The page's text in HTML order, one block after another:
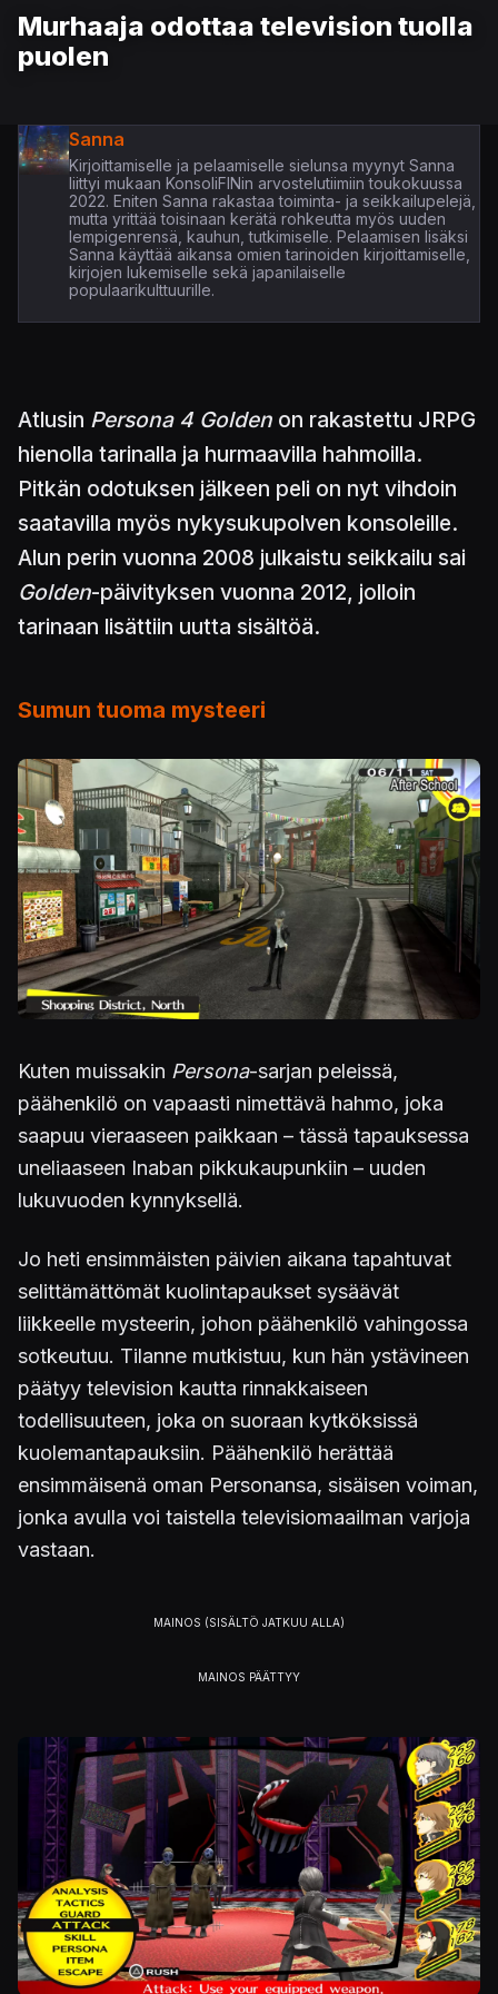
Murhaaja odottaa television tuolla
puolen
Sanna
Kirjoittamiselle ja pelaamiselle sielunsa myynyt Sanna
liittyi mukaan KonsoliFINin arvostelutiimiin toukokuussa
2022. Eniten Sanna rakastaa toiminta- ja seikkailupelejä,
mutta yrittää toisinaan kerätä rohkeutta myös uuden
lempigenrensä, kauhun, tutkimiselle. Pelaamisen lisäksi
Sanna käyttää aikansa omien tarinoiden kirjoittamiselle,
kirjojen lukemiselle sekä japanilaiselle
populaarikulttuurille.
Atlusin Persona 4 Golden on rakastettu JRPG
hienolla tarinalla ja hurmaavilla hahmoilla.
Pitkän odotuksen jälkeen peli on nyt vihdoin
saatavilla myös nykysukupolven konsoleille.
Alun perin vuonna 2008 julkaistu seikkailu sai
Golden-päivityksen vuonna 2012, jolloin
tarinaan lisättiin uutta sisältöä.
Sumun tuoma mysteeri
Kuva
Kuten muissakin Persona-sarjan peleissä,
päähenkilö on vapaasti nimettävä hahmo, joka
saapuu vieraaseen paikkaan – tässä tapauksessa
uneliaaseen Inaban pikkukaupunkiin – uuden
lukuvuoden kynnyksellä.
Jo heti ensimmäisten päivien aikana tapahtuvat
selittämättömät kuolintapaukset sysäävät
liikkeelle mysteerin, johon päähenkilö vahingossa
sotkeutuu. Tilanne mutkistuu, kun hän ystävineen
päätyy television kautta rinnakkaiseen
todellisuuteen, joka on suoraan kytköksissä
kuolemantapauksiin. Päähenkilö herättää
ensimmäisenä oman Personansa, sisäisen voiman,
jonka avulla voi taistella televisiomaailman varjoja
vastaan.
Kuva